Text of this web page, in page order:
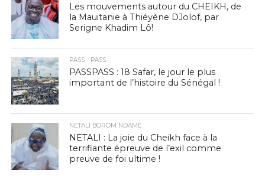
Les mouvements autour du CHEIKH, de
la Mauitanie à Thiéyène DJolof, par
Serigne Khadim Lô!
PASS - PASS
PASSPASS : 18 Safar, le jour le plus
important de l’histoire du Sénégal !
NETALI BOROM NDAME
NETALI : La joie du Cheikh face à la
terrifiante épreuve de l’exil comme
preuve de foi ultime !